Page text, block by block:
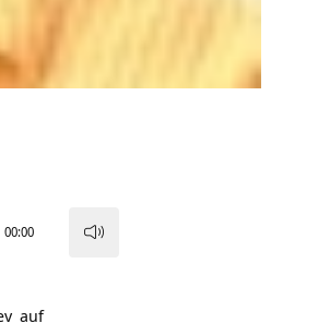
00:00
auf